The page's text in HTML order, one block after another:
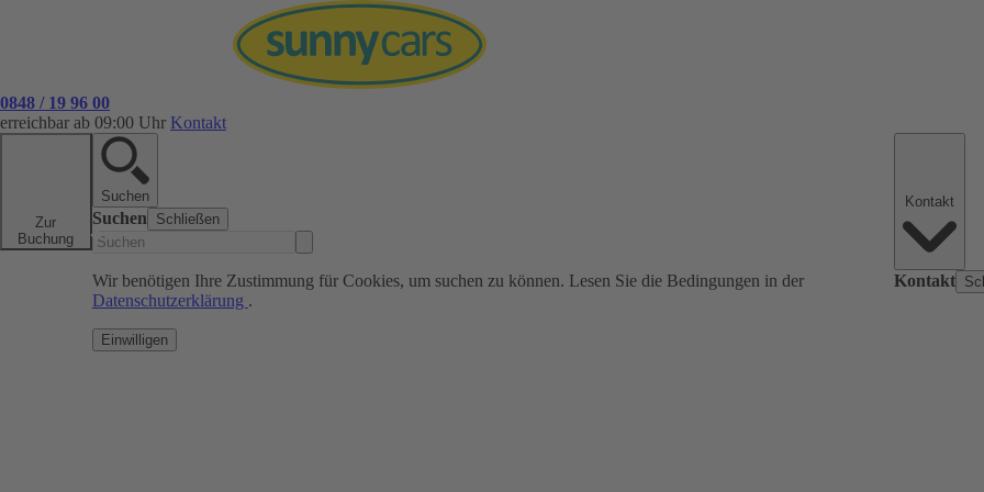
0848 / 19 96 00
erreichbar ab 09:00 Uhr Kontakt
Zur
Buchung
Suchen
Suchen Schließen
Wir benötigen Ihre Zustimmung für Cookies, um suchen zu können. Lesen Sie die Bedingungen in der
Datenschutzerklärung .
Einwilligen
Kontakt